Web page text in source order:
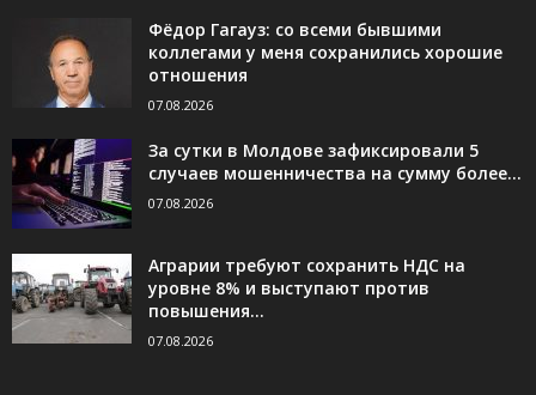
Фёдор Гагауз: со всеми бывшими
коллегами у меня сохранились хорошие
отношения
07.08.2026
За сутки в Молдове зафиксировали 5
случаев мошенничества на сумму более...
07.08.2026
Аграрии требуют сохранить НДС на
уровне 8% и выступают против
повышения...
07.08.2026